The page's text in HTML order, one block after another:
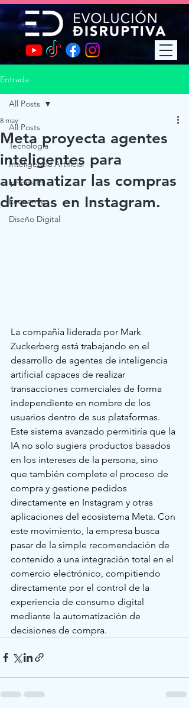
Entrada
All Posts
Tecnología
Inteligencia Artificial
iphone18
Economia
Diseño Digital
All Posts
Meta proyecta agentes
inteligentes para
automatizar las compras
directas en Instagram.
8 may
La compañía liderada por Mark
Zuckerberg está trabajando en el
desarrollo de agentes de inteligencia
artificial capaces de realizar
transacciones comerciales de forma
independiente en nombre de los
usuarios dentro de sus plataformas.
Este sistema avanzado permitiría que la
IA no solo sugiera productos basados
en los intereses de la persona, sino
que también complete el proceso de
compra y gestione pedidos
directamente en Instagram y otras
aplicaciones del ecosistema Meta. Con
este movimiento, la empresa busca
pasar de la simple recomendación de
contenido a una integración total en el
comercio electrónico, compitiendo
directamente por el control de la
experiencia de consumo digital
mediante la automatización de
decisiones de compra.